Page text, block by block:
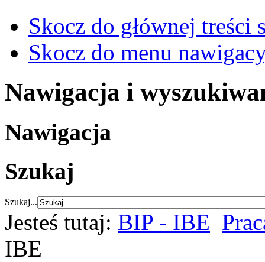
Skocz do głównej treści
Skocz do menu
Nawigacja i
Nawigacja
Szukaj
Szukaj...
Jesteś tutaj: BIP - IBE
IBE